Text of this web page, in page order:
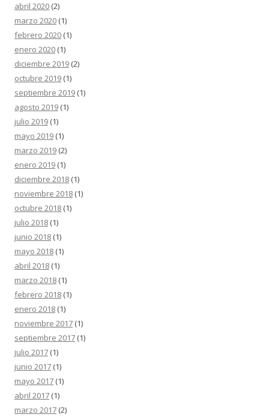
abril 2020 (2)
marzo 2020 (1)
febrero 2020 (1)
enero 2020 (1)
diciembre 2019 (2)
octubre 2019 (1)
septiembre 2019 (1)
agosto 2019 (1)
julio 2019 (1)
mayo 2019 (1)
marzo 2019 (2)
enero 2019 (1)
diciembre 2018 (1)
noviembre 2018 (1)
octubre 2018 (1)
julio 2018 (1)
junio 2018 (1)
mayo 2018 (1)
abril 2018 (1)
marzo 2018 (1)
febrero 2018 (1)
enero 2018 (1)
noviembre 2017 (1)
septiembre 2017 (1)
julio 2017 (1)
junio 2017 (1)
mayo 2017 (1)
abril 2017 (1)
marzo 2017 (2)